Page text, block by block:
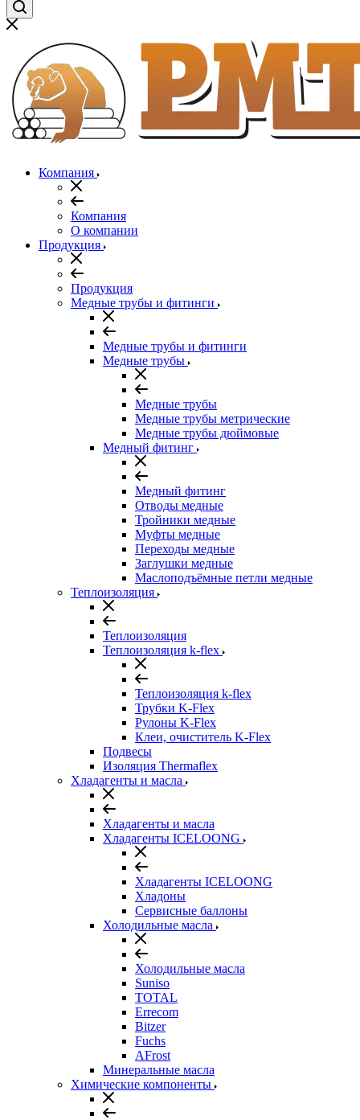
Компания
Компания
О компании
Продукция
Продукция
Медные трубы и фитинги
Медные трубы и фитинги
Медные трубы
Медные трубы
Медные трубы метрические
Медные трубы дюймовые
Медный фитинг
Медный фитинг
Отводы медные
Тройники медные
Муфты медные
Переходы медные
Заглушки медные
Маслоподъёмные петли медные
Теплоизоляция
Теплоизоляция
Теплоизоляция k-flex
Теплоизоляция k-flex
Трубки K-Flex
Рулоны K-Flex
Клеи, очиститель K-Flex
Подвесы
Изоляция Thermaflex
Хладагенты и масла
Хладагенты и масла
Хладагенты ICELOONG
Хладагенты ICELOONG
Хладоны
Сервисные баллоны
Холодильные масла
Холодильные масла
Suniso
TOTAL
Errecom
Bitzer
Fuchs
AFrost
Минеральные масла
Химические компоненты